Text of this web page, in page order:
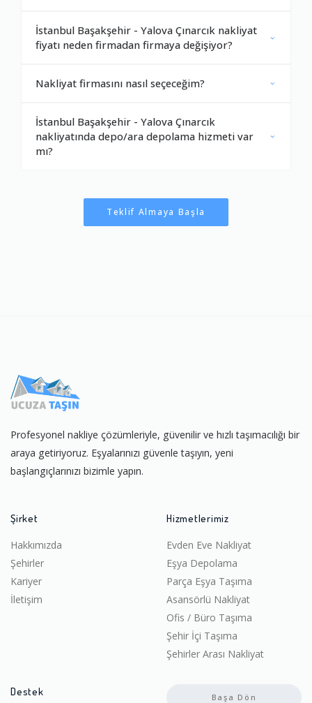
İstanbul Başakşehir - Yalova Çınarcık nakliyat
fiyatı neden firmadan firmaya değişiyor?
Nakliyat firmasını nasıl seçeceğim?
İstanbul Başakşehir - Yalova Çınarcık
nakliyatında depo/ara depolama hizmeti var
mı?
Teklif Almaya Başla
Profesyonel nakliye çözümleriyle, güvenilir ve hızlı taşımacılığı bir
araya getiriyoruz. Eşyalarınızı güvenle taşıyın, yeni
başlangıçlarınızı bizimle yapın.
Şirket
Hakkımızda
Şehirler
Kariyer
İletişim
Hizmetlerimiz
Evden Eve Nakliyat
Eşya Depolama
Parça Eşya Taşıma
Asansörlü Nakliyat
Ofis / Büro Taşıma
Şehir İçi Taşıma
Şehirler Arası Nakliyat
Destek Başa Dön